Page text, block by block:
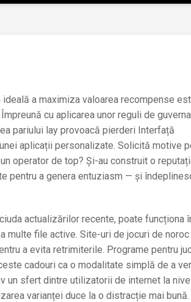
a maximiza valoarea recompense
cu aplicarea unor reguli de
pariului lay provoacă pierderi Interfață
aplicații personalizate. Solicită motive
operator de top? Și-au construit o
pentru a genera entuziasm — și
actualizărilor recente, poate funcționa
multe file active. Site-uri de jocuri de noroc
a evita retrimiterile. Programe pentru
cadouri ca o modalitate simplă de a
un sfert dintre utilizatorii de internet la
varianței duce la o distracție mai bună.